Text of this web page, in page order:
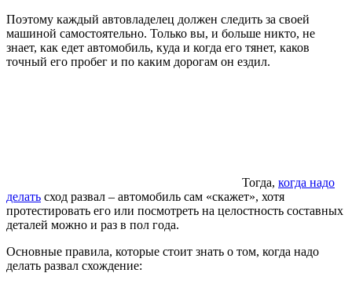
Поэтому каждый автовладелец должен следить за своей
машиной самостоятельно. Только вы, и больше никто, не
знает, как едет автомобиль, куда и когда его тянет, каков
точный его пробег и по каким дорогам он ездил.
Тогда, когда надо
делать сход развал – автомобиль сам «скажет», хотя
протестировать его или посмотреть на целостность составных
деталей можно и раз в пол года.
Основные правила, которые стоит знать о том, когда надо
делать развал схождение: